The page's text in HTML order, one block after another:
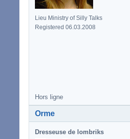
Lieu Ministry of Silly Talks
Registered 06.03.2008
Hors ligne
Orme
Dresseuse de lombriks